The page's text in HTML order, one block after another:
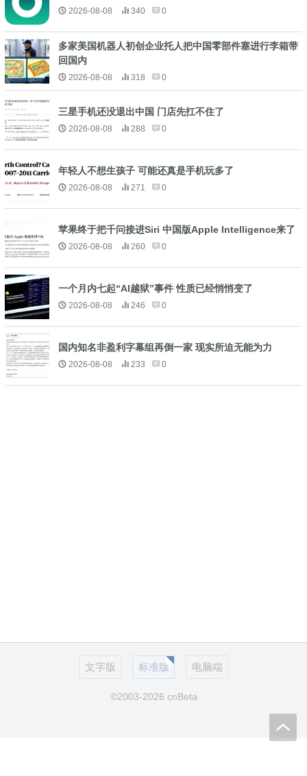
2026-08-08 340 0
多家美国机器人初创企业托人把中国零部件塞进行李箱带
回国内
2026-08-08 318 0
三星手机还没退出中国 门店先扛不住了
2026-08-08 288 0
年轻人不想生孩子 可能还真是手机玩多了
2026-08-08 271 0
苹果终于把千问接进Siri 中国版Apple Intelligence来了
2026-08-08 260 0
一个月内七起“AI越狱”事件 性质已经悄悄变了
2026-08-08 246 0
国内知名非盈利字幕组再倒一家 现实所迫无能为力
2026-08-08 233 0
文字版 标准版 电脑端
©2003-2026 cnBeta